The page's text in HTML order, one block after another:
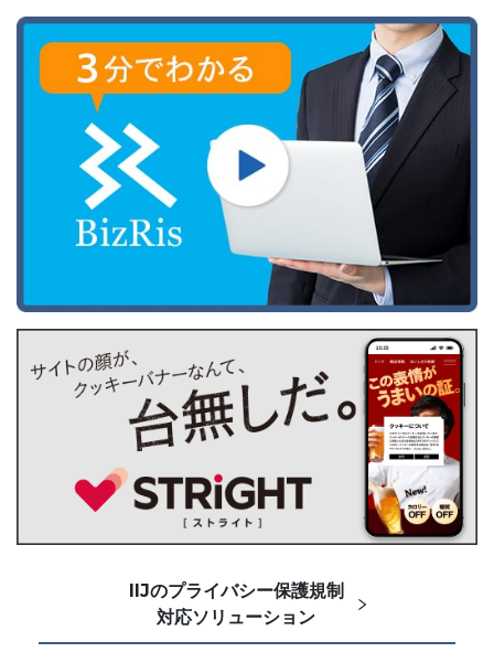
IIJのプライバシー保護規制
対応ソリューション